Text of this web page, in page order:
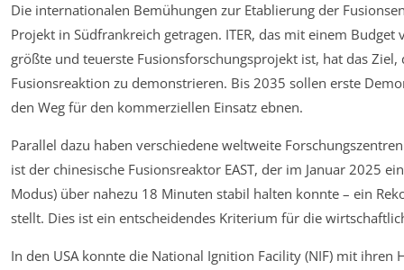
Die internationalen Bemühungen zur Etablierung der
Projekt in Südfrankreich getragen. ITER, das mit einem
größte und teuerste Fusionsforschungsprojekt ist, hat das
Fusionsreaktion zu demonstrieren. Bis 2035 sollen erste
den Weg für den kommerziellen Einsatz ebnen.
Parallel dazu haben verschiedene weltweite
ist der chinesische Fusionsreaktor EAST, der im Januar 2025
Modus) über nahezu 18 Minuten stabil halten konnte – ein
stellt. Dies ist ein entscheidendes Kriterium für die
In den USA konnte die National Ignition Facility (NIF) mit ihren